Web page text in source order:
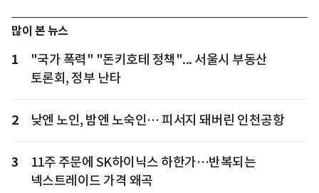
많이 본 뉴스
1
"국가 폭력" "돈키호테 정책"... 서울시 부동산
토론회, 정부 난타
2 낮엔 노인, 밤엔 노숙인… 피서지 돼버린 인천공항
3
11주 주문에 SK하이닉스 하한가…반복되는
넥스트레이드 가격 왜곡